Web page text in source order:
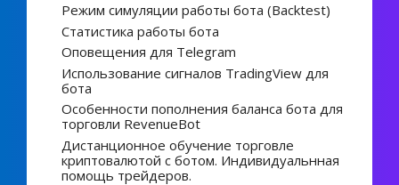
Режим симуляции работы бота (Backtest)
Статистика работы бота
Оповещения для Telegram
Использование сигналов TradingView для
бота
Особенности пополнения баланса бота для
торговли RevenueBot
Дистанционное обучение торговле
криптовалютой с ботом. Индивидуальнная
помощь трейдеров.